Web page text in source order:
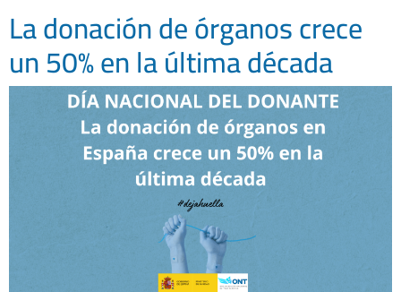
La donación de órganos crece
un 50% en la última década